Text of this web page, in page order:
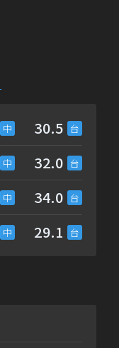
30.5
32.0
34.0
29.1